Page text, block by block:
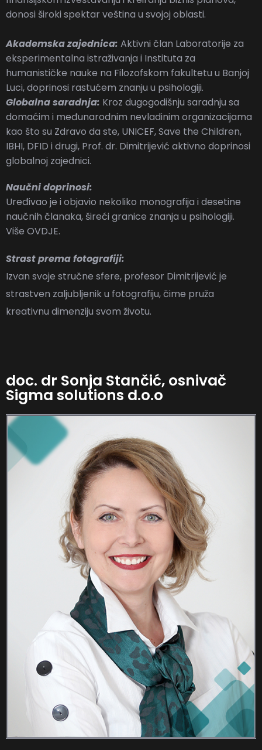
donosi široki spektar veština u svojoj oblasti.
Akademska zajednica: Aktivni član Laboratorije za
eksperimentalna istraživanja i Instituta za
humanističke nauke na Filozofskom fakultetu u Banjoj
Luci, doprinosi rastućem znanju u psihologiji.
Globalna saradnja: Kroz dugogodišnju saradnju sa
domaćim i međunarodnim nevladinim organizacijama
kao što su Zdravo da ste, UNICEF, Save the Children,
IBHI, DFID i drugi, Prof. dr. Dimitrijević aktivno doprinosi
globalnoj zajednici.
Naučni doprinosi:
Uređivao je i objavio nekoliko monografija i desetine
naučnih članaka, šireći granice znanja u psihologiji.
Više OVDJE.
Strast prema fotografiji:
Izvan svoje stručne sfere, profesor Dimitrijević je
strastven zaljubljenik u fotografiju, čime pruža
kreativnu dimenziju svom životu.
doc. dr Sonja Stančić, osnivač
Sigma solutions d.o.o